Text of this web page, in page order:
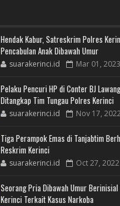
Hendak Kabur, Satreskrim Polres
Pencabulan Anak Dibawah Umur
suarakerinci.id Mar 01, 2023
Pelaku Pencuri HP di Conter BJ
Ditangkap Tim Tungau Polres Kerinci
suarakerinci.id Nov 17,
Tiga Perampok Emas di Tanjabtim
Reskrim Kerinci
suarakerinci.id Oct 27, 2022
Seorang Pria Dibawah Umur
Kerinci Terkait Kasus Narkoba